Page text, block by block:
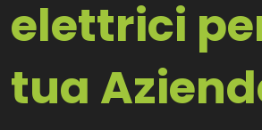
elettrici
tua